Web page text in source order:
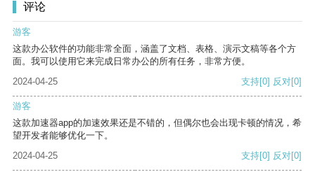
评论
游客
这款办公软件的功能非常全面，涵盖了文档、表格、演示文稿等各个方
面。我可以使用它来完成日常办公的所有任务，非常方便。
2024-04-25
支持[0] 反对[0]
游客
这款加速器app的加速效果还是不错的，但偶尔也会出现卡顿的情况，希
望开发者能够优化一下。
2024-04-25
支持[0] 反对[0]